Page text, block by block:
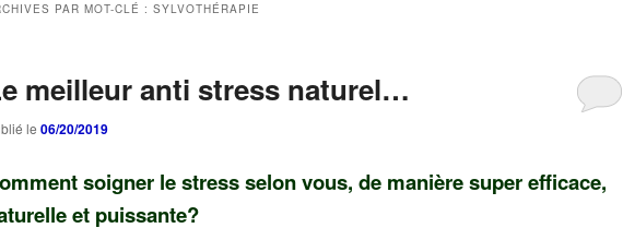
PAR MOT-CLÉ : SYLVOTHÉRAPIE
meilleur anti stress naturel…
le 06/20/2019
soigner le stress selon vous, de manière super efficace,
et puissante?